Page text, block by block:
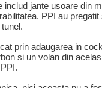
includ jante usoare din
PPI au
prin adaugarea in
si un volan din